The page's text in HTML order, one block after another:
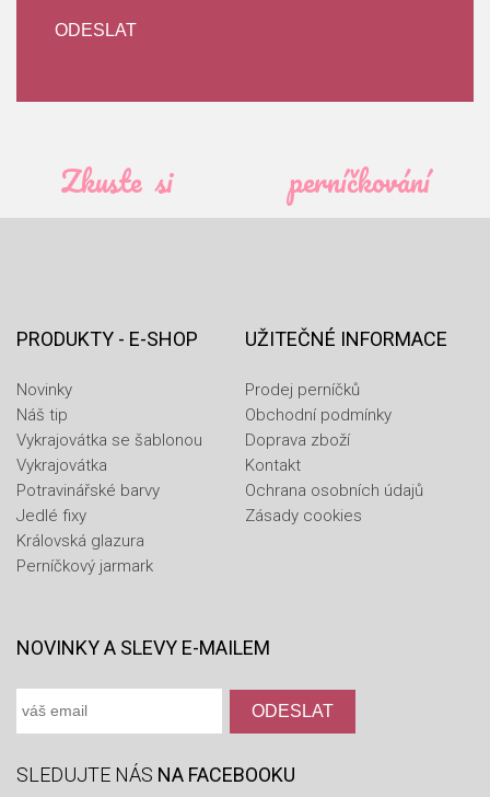
Zkuste si perníčkování
PRODUKTY - E-SHOP
Novinky
Náš tip
Vykrajovátka se šablonou
Vykrajovátka
Potravinářské barvy
Jedlé fixy
Královská glazura
Perníčkový jarmark
UŽITEČNÉ INFORMACE
Prodej perníčků
Obchodní podmínky
Doprava zboží
Kontakt
Ochrana osobních údajů
Zásady cookies
NOVINKY A SLEVY E-MAILEM
SLEDUJTE NÁS NA FACEBOOKU